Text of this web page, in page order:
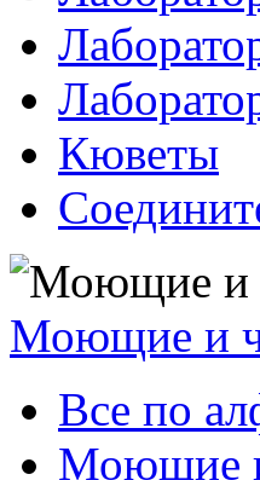
Кюветы
Моющие и
Все по
Моющие и